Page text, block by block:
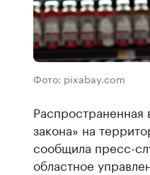
Фото: pixabay.com
закона» на
сообщила пресс-
областное